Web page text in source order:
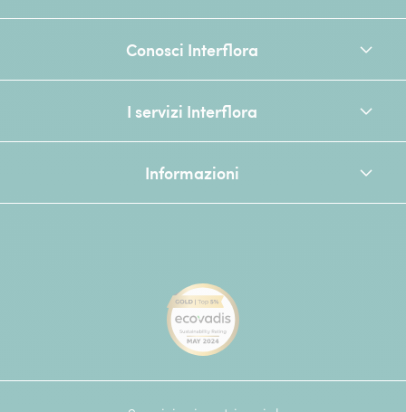
Conosci Interflora
I servizi Interflora
Informazioni